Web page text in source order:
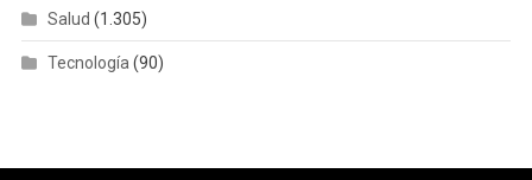
Salud (1.305)
Tecnología (90)